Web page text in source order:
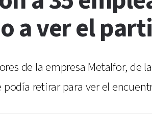
a ver el
de la empresa Metalfor, de
retirar para ver el